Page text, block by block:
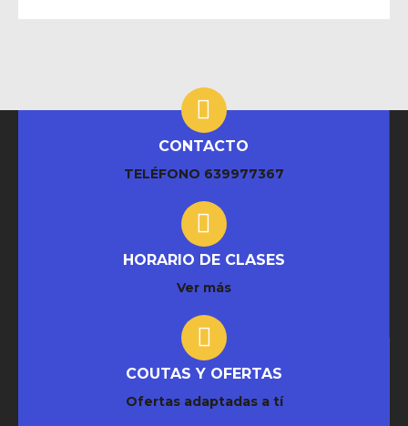
CONTACTO
TELÉFONO 639977367
HORARIO DE CLASES
Ver más
COUTAS Y OFERTAS
Ofertas adaptadas a tí